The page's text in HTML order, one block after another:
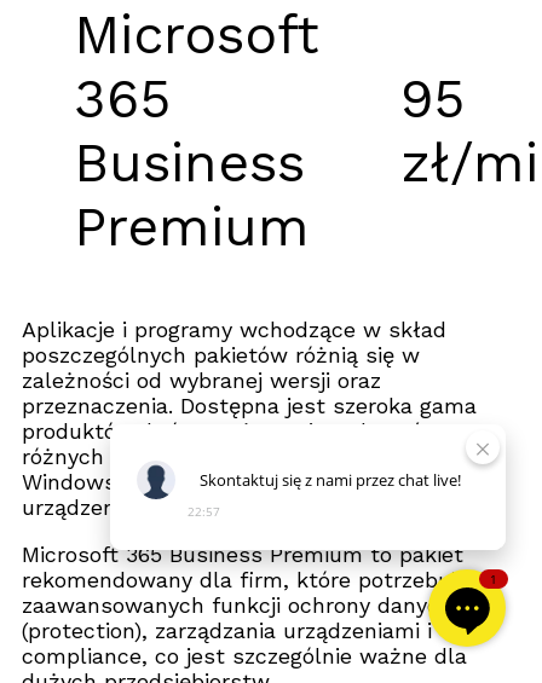
Microsoft
365
Business
Premium
95
zł/
Aplikacje i programy wchodzące w skład
poszczególnych pakietów różnią się w
zależności od wybranej wersji oraz
przeznaczenia. Dostępna jest szeroka gama
produktów, które można zainstalować na
różnych systemach operacyjnych, w tym
Windows 10, Windows 11 oraz macOS na
urządzeniach Apple.
Microsoft 365 Business Premium to pakiet
rekomendowany dla firm, które potrzebują
zaawansowanych funkcji ochrony danych
(protection), zarządzania urządzeniami i
compliance, co jest szczególnie ważne dla
Skontaktujsięz nami przezchat live!
22:57
1